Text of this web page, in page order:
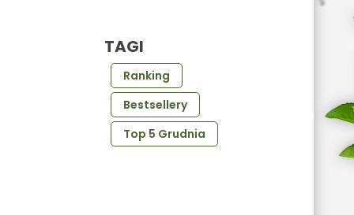
TAGI
Ranking
Bestsellery
Top 5 Grudnia